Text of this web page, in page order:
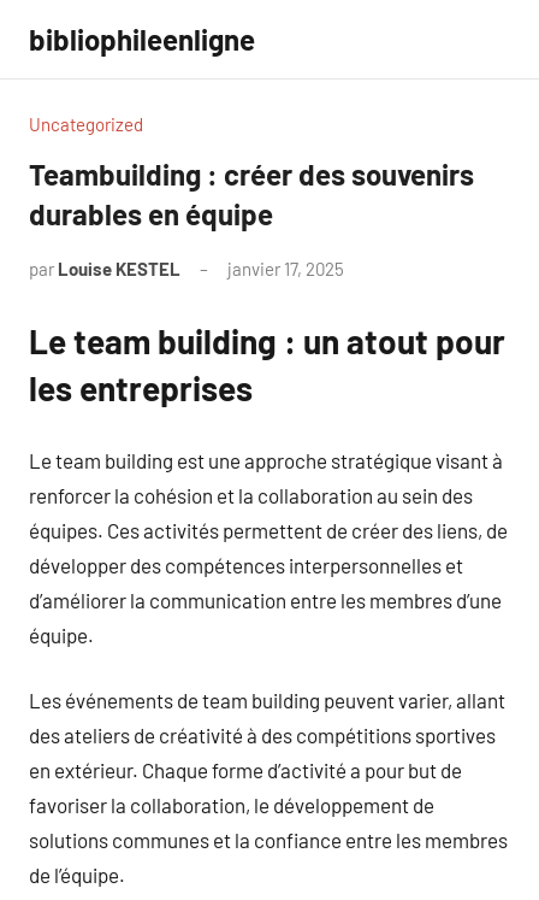
contenu
bibliophileenligne
Uncategorized
Teambuilding : créer des souvenirs
durables en équipe
par Louise KESTEL janvier 17, 2025
Le team building : un atout pour
les entreprises
Le team building est une approche stratégique visant à
renforcer la cohésion et la collaboration au sein des
équipes. Ces activités permettent de créer des liens, de
développer des compétences interpersonnelles et
d’améliorer la communication entre les membres d’une
équipe.
Les événements de team building peuvent varier, allant
des ateliers de créativité à des compétitions sportives
en extérieur. Chaque forme d’activité a pour but de
favoriser la collaboration, le développement de
solutions communes et la confiance entre les membres
de l’équipe.